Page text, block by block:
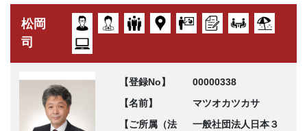
松岡
司
【登録No】
00000338
【名前】
マツオカツカサ
【ご所属（法
一般社団法人日本３